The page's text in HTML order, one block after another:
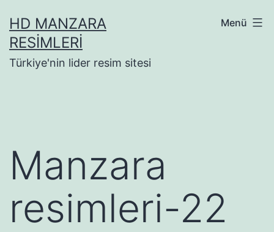
geçHD MANZARA
RESIMLERI
Türkiye'nin lider resim sitesi
Menü
Manzara
resimleri-22